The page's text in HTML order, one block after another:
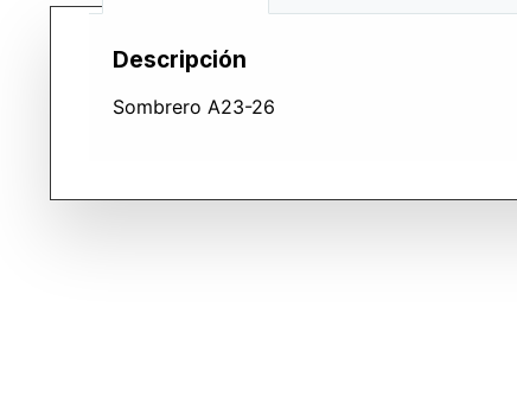
Descripción
Sombrero A23-26